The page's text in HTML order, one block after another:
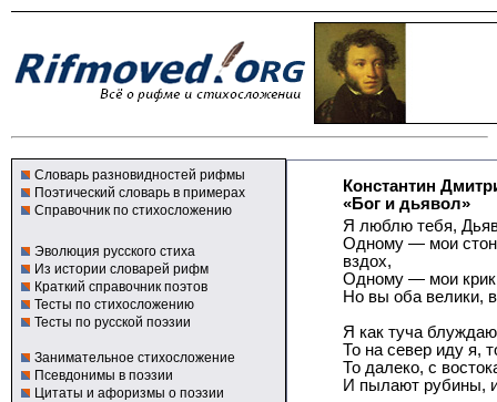
Словарь разновидностей рифмы
Поэтический словарь в примерах
Справочник по стихосложению
Эволюция русского стиха
Из истории словарей рифм
Краткий справочник поэтов
Тесты по стихосложению
Тесты по русской поэзии
Занимательное стихосложение
Псевдонимы в поэзии
Цитаты и афоризмы о поэзии
Константин
«Бог и дьявол»
Я люблю тебя,
Одному — мои
вздох,
Одному — мои
Но вы оба велики,
Я как туча
То на север иду я,
То далеко, с
И пылают рубины, и